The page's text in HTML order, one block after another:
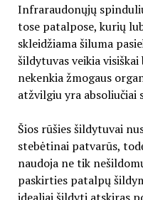
Infraraudonųjų
tose patalpose, kurių
skleidžiama šiluma
šildytuvas veikia
nekenkia žmogaus
atžvilgiu yra absoliučiai
Šios rūšies šildytuvai
stebėtinai patvarūs,
naudoja ne tik
paskirties patalpų